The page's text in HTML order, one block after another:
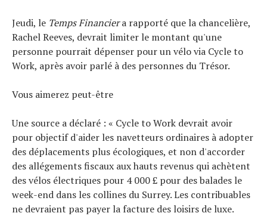
Jeudi, le Temps Financiera rapporté que la chancelière,
Rachel Reeves, devrait limiter le montant qu'une
personne pourrait dépenser pour un vélo via Cycle to
Work, après avoir parlé à des personnes du Trésor.
Vous aimerez peut-être
Une source a déclaré : « Cycle to Work devrait avoir
pour objectif d'aider les navetteurs ordinaires à adopter
des déplacements plus écologiques, et non d'accorder
des allégements fiscaux aux hauts revenus qui achètent
des vélos électriques pour 4 000 £ pour des balades le
week-end dans les collines du Surrey. Les contribuables
ne devraient pas payer la facture des loisirs de luxe.